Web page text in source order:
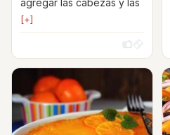
agregar las cabezas y las
[+]